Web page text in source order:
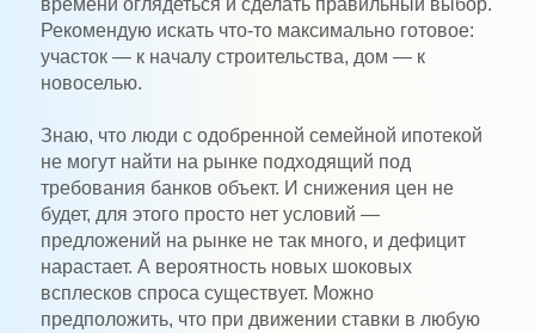
Рекомендую искать что-то максимально готовое:
участок — к началу строительства, дом — к
новоселью.
Знаю, что люди с одобренной семейной ипотекой
не могут найти на рынке подходящий под
требования банков объект. И снижения цен не
будет, для этого просто нет условий —
предложений на рынке не так много, и дефицит
нарастает. А вероятность новых шоковых
всплесков спроса существует. Можно
предположить, что при движении ставки в любую